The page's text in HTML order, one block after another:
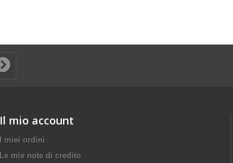
Il mio account
I miei ordini
Le mie note di credito